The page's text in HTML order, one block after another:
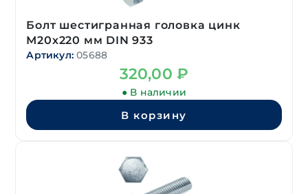
Болт шестигранная головка цинк
М20х220 мм DIN 933
Артикул: 05688
320,00₽
● В наличии
В корзину